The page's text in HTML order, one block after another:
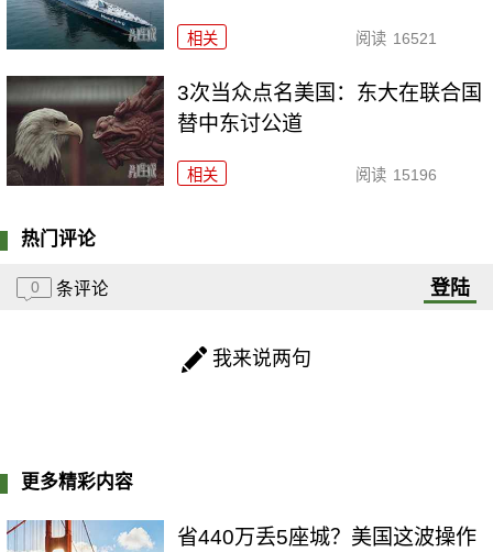
相关 阅读 16521
3次当众点名美国：东大在联合国
替中东讨公道
相关 阅读 15196
热门评论
0 条评论 登陆
我来说两句
更多精彩内容
省440万丢5座城？美国这波操作